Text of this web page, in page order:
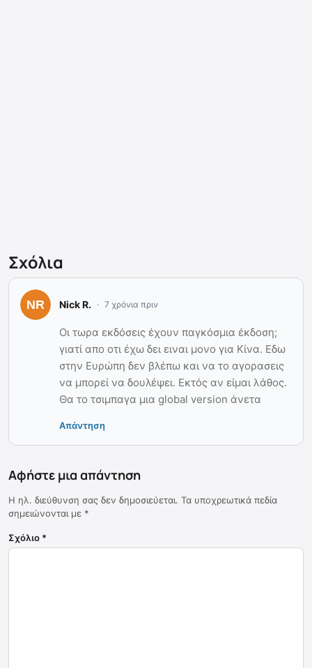
Σχόλια
Nick R. 7 χρόνια πριν
Οι τωρα εκδόσεις έχουν παγκόσμια έκδοση;
γιατί απο οτι έχω δει ειναι μονο για Κίνα. Εδω
στην Ευρώπη δεν βλέπω και να το αγορασεις
να μπορεί να δουλέψει. Εκτός αν είμαι λάθος.
Θα το τσιμπαγα μια global version άνετα
Απάντηση
Αφήστε μια απάντηση
Η ηλ. διεύθυνση σας δεν δημοσιεύεται. Τα υποχρεωτικά πεδία
σημειώνονται με *
Σχόλιο *